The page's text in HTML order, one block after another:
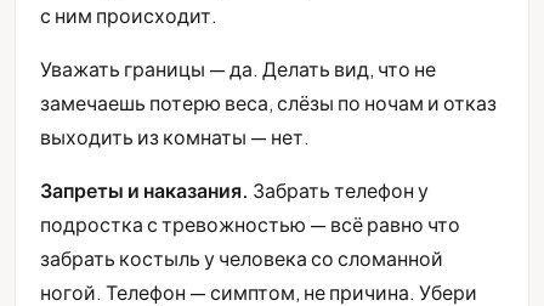
с ним происходит.
Уважать границы — да. Делать вид, что не
замечаешь потерю веса, слёзы по ночам и отказ
выходить из комнаты — нет.
Запреты и наказания. Забрать телефон у
подростка с тревожностью — всё равно что
забрать костыль у человека со сломанной
ногой. Телефон — симптом, не причина. Убери